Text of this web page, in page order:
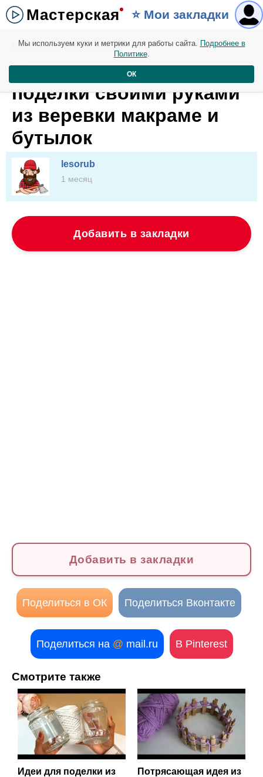
Мастерская ⭐️ Мои закладки
Мастерская. 25 июня
Невероятная идея для
поделки своими руками
из веревки макраме и
бутылок
lesorub
1 месяц
Добавить в закладки
Добавить в закладки
Поделиться в ОК Поделиться Вконтакте
Поделиться на @ mail.ru В Pinterest
Смотрите также
Идеи для поделки из
Потрясающая идея из
Мы используем куки и метрики для работы сайта. Подробнее в
Политике.
ОК